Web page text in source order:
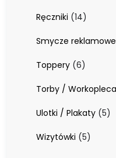
Ręczniki 1414
Smycze reklamowe
Toppery 66
Torby /
Ulotki / Plakaty 55
Wizytówki 55